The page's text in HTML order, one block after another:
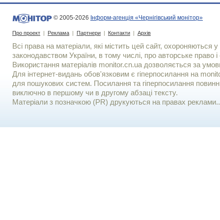
© 2005-2026 Інформ-агенція «Чернігівський монітор»
Про проект | Реклама | Партнери | Контакти | Архів
Всі права на матеріали, які містить цей сайт, охороняються у
законодавством України, в тому числі, про авторське право і
Використання матерiалiв monitor.cn.ua дозволяється за
Для iнтернет-видань обов'язковим є гiперпосилання на
для пошукових систем. Посилання та гіперпосилання
виключно в першому чи в другому абзаці тексту.
Матеріали з позначкою (PR) друкуються на правах реклами..